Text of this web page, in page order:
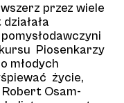
przez wiele
Piosenkarzy
młodych
życie,
Osam-